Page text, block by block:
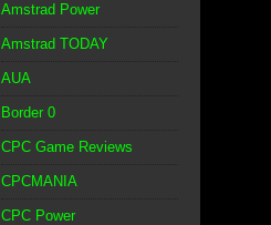
Amstrad Power
Amstrad TODAY
AUA
Border 0
CPC Game Reviews
CPCMANIA
CPC Power